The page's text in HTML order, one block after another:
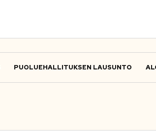
PUOLUEHALLITUKSEN LAUSUNTO